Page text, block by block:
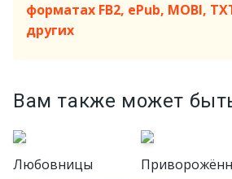
форматах FB2, ePub, MOBI,
других
Вам также может
Любовницы